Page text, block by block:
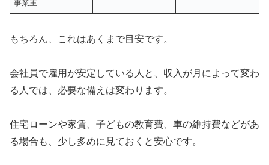
事業主
もちろん、これはあくまで目安です。
会社員で雇用が安定している人と、収入が月によって変わ
る人では、必要な備えは変わります。
住宅ローンや家賃、子どもの教育費、車の維持費などがあ
る場合も、少し多めに見ておくと安心です。